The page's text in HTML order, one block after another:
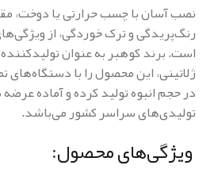
نصب آسان با چسب حرارتی یا دوخت،
رنگ‌پریدگی و ترک خوردگی، از
است. برند کوهبر به عنوان
ژلاتینی، این محصول را با دستگاه‌های
در حجم انبوه تولید کرده و آماده
تولیدی‌های سراسر کشور می‌باشد.
ویژگی‌های محصول: